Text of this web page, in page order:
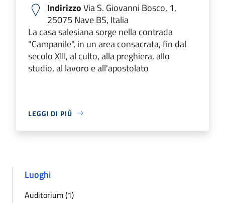
IndirizzoVia S. Giovanni Bosco, 1,
25075 Nave BS, Italia
La casa salesiana sorge nella contrada
"Campanile", in un area consacrata, fin dal
secolo XIII, al culto, alla preghiera, allo
studio, al lavoro e all'apostolato
LEGGI DI PIÙ
Luoghi
Auditorium (1)